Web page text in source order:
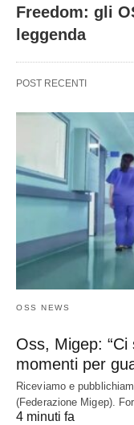
Freedom: gli
leggenda
POST RECENTI
OSS NEWS
Oss, Migep:
momenti per
Riceviamo e
(Federazione Migep).
4 minuti fa